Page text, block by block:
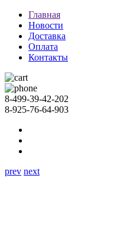
Главная
Новости
Доставка
Оплата
Контакты
8-499-39-42-202
8-925-76-64-903
prev next